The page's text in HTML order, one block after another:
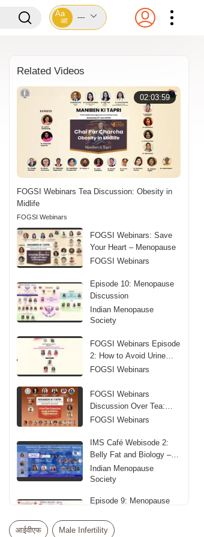
Aa
आ
---
Related Videos
02:03:59
FOGSI Webinars Tea Discussion: Obesity in
Midlife
FOGSI Webinars
FOGSI Webinars: Save
Your Heart – Menopause
FOGSI Webinars
Episode 10: Menopause
Discussion
Indian Menopause
Society
FOGSI Webinars Episode
2: How to Avoid Urine
Leakage
FOGSI Webinars
FOGSI Webinars
Discussion Over Tea:
Sleep Problems in
FOGSI Webinars
IMS Café Webisode 2:
Belly Fat and Biology –
Obesity in Midlife
Indian Menopause
Society
Episode 9: Menopause
Indian Menopause
आईवीएफ Male Infertility